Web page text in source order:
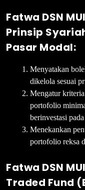
Fatwa DSN
Prinsip
Pasar Modal:
Menyatakan
dikelola sesuai
Mengatur
portofolio
berinvestasi
Menekankan
portofolio reksa
Fatwa DSN
Traded Fund